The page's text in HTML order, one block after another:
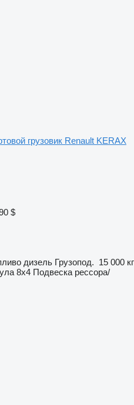
грузовик Renault KERAX
$
дизель Грузопод. 15 000 кг
8x4 Подвеска рессора/